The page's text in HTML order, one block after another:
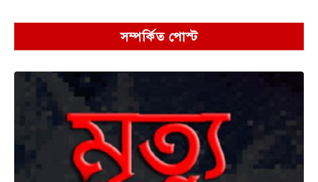
সম্পর্কিত পোস্ট